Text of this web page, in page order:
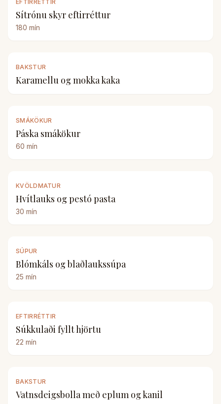
EFTIRRÉTTIR
Sítrónu skyr eftirréttur
180 mín
BAKSTUR
Karamellu og mokka kaka
SMÁKÖKUR
Páska smákökur
60 mín
KVÖLDMATUR
Hvítlauks og pestó pasta
30 mín
SÚPUR
Blómkáls og blaðlaukssúpa
25 mín
EFTIRRÉTTIR
Súkkulaði fyllt hjörtu
22 mín
BAKSTUR
Vatnsdeigsbolla með eplum og kanil